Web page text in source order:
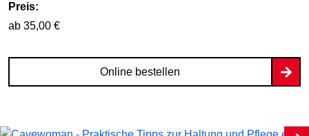
Preis:
ab 35,00 €
Online bestellen